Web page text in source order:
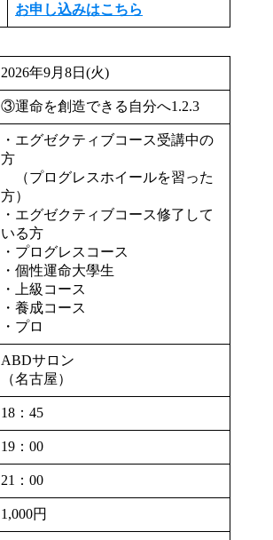
お申し込みはこちら
2026年9月8日(火)
③運命を創造できる自分へ1.2.3
・エグゼクティブコース受講中の
方
（プログレスホイールを習った
方）
・エグゼクティブコース修了して
いる方
・プログレスコース
・個性運命大學生
・上級コース
・養成コース
・プロ
ABDサロン
（名古屋）
18：45
19：00
21：00
1,000円